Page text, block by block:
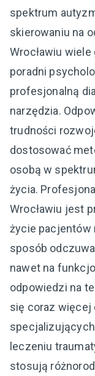
spektrum
skierowaniu na
Wrocławiu
poradni
profesjonalną
narzędzia.
trudności
dostosować
osobą w
życia.
Wrocławiu jest
życie pacjentów
sposób
nawet na
odpowiedzi na
się coraz więcej
leczeniu
stosują